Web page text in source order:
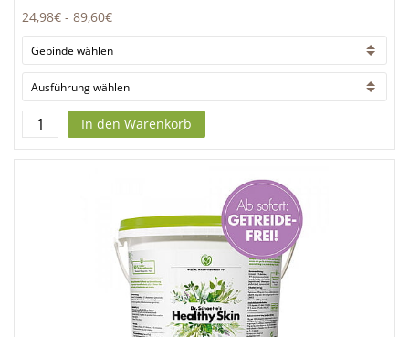
24,98€ - 89,60€
In den Warenkorb